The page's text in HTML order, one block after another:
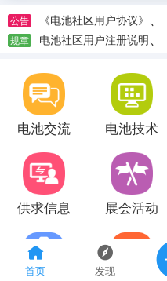
首页 发现
公告 《电池社区用户协议》 、
规章 电池社区用户注册说明、
电池交流 电池技术
供求信息 展会活动